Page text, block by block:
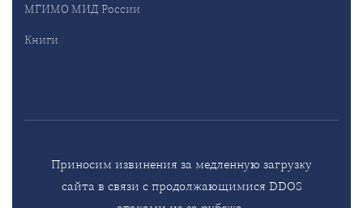
МГИМО МИД России
Книги
Приносим извинения за медленную загрузку
сайта в связи с продолжающимися DDOS